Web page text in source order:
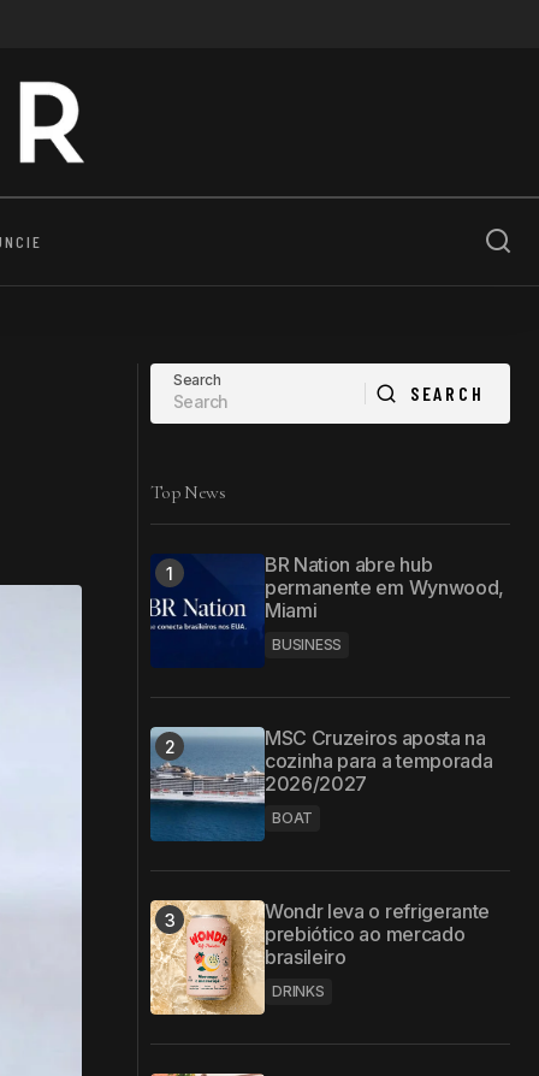
Search
SEARCH
SEARCH
Top News
BR Nation abre hub
permanente em Wynwood,
Miami
BUSINESS
MSC Cruzeiros aposta na
cozinha para a temporada
2026/2027
BOAT
Wondr leva o refrigerante
prebiótico ao mercado
brasileiro
DRINKS